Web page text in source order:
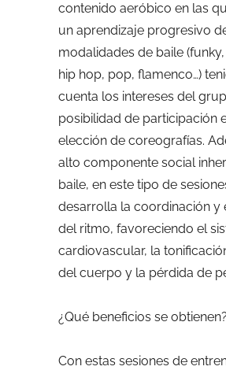
contenido aeróbico en las
un aprendizaje progresivo
modalidades de baile
hip hop, pop, flamenco…)
cuenta los intereses del
posibilidad de participación
elección de coreografías.
alto componente social
baile, en este tipo de
desarrolla la coordinación y
del ritmo, favoreciendo el
cardiovascular, la
del cuerpo y la pérdida de
¿Qué beneficios se obtienen?
Con estas sesiones de